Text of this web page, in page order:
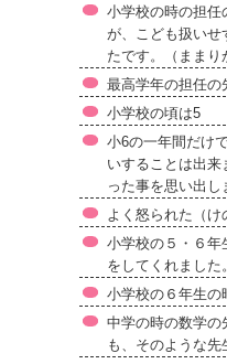
小学校の時の担任
が、こども扱い
たです。（ままり
最高学年の担任の
小学校の頃は5
小6の一年間だけ
いすることは出
った事を思い出し
よく怒られた（け
小学校の５・６年
をしてくれました
小学校の６年生の
中学の時の数学の
も、そのような先